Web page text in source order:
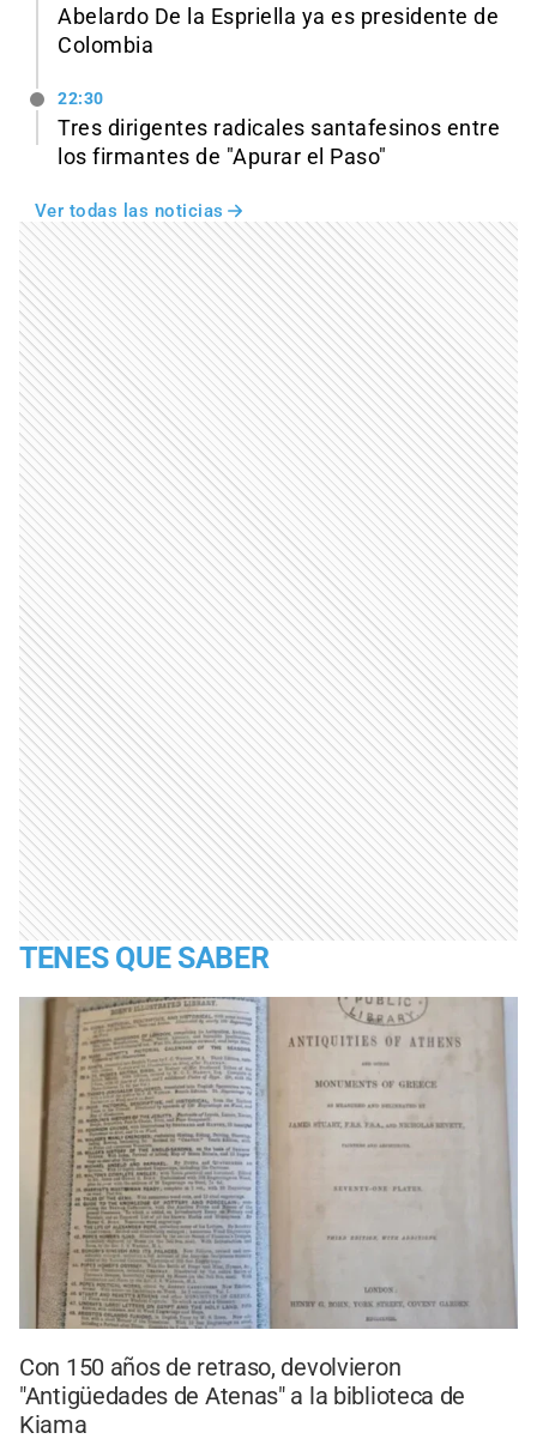
Abelardo De la Espriella ya es presidente de
Colombia
22:30
Tres dirigentes radicales santafesinos entre
los firmantes de "Apurar el Paso"
Ver todas las noticias
TENES QUE SABER
Con 150 años de retraso, devolvieron
"Antigüedades de Atenas" a la biblioteca de
Kiama